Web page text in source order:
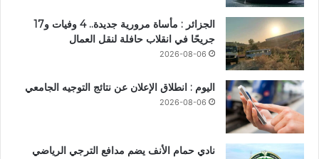
الجزائر : مأساة مرورية جديدة.. 4 وفيات و17
جريحًا في انقلاب حافلة لنقل العمال
2026-08-06
اليوم : انطلاق الإعلان عن نتائج التوجيه الجامعي
2026-08-06
نادي حمام الأنف يضم مدافع الترجي الرياضي